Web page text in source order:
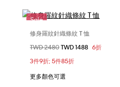
Sale
選擇您的尺碼
修身羅紋針織條紋 T 恤
價格扣減從
TWD 2480至
TWD 1488 6折
3件9折; 5件85折
更多顏色可選